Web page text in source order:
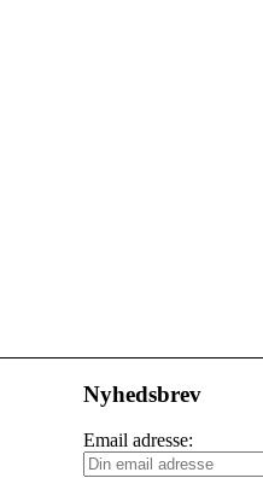
Nyhedsbrev
Email adresse: